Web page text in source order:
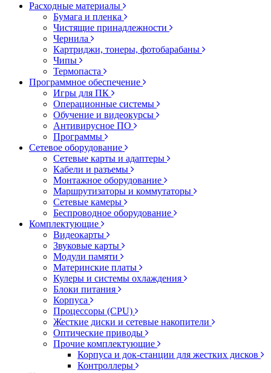
Расходные материалы
Бумага и пленка
Чистящие принадлежности
Чернила
Картриджи, тонеры, фотобарабаны
Чипы
Термопаста
Программное обеспечение
Игры для ПК
Операционные системы
Обучение и видеокурсы
Антивирусное ПО
Программы
Сетевое оборудование
Сетевые карты и адаптеры
Кабели и разъемы
Монтажное оборудование
Маршрутизаторы и коммутаторы
Сетевые камеры
Беспроводное оборудование
Комплектующие
Видеокарты
Звуковые карты
Модули памяти
Материнские платы
Кулеры и системы охлаждения
Блоки питания
Корпуса
Процессоры (CPU)
Жесткие диски и сетевые накопители
Оптические приводы
Прочие комплектующие
Корпуса и док-станции для жестких дисков
Контроллеры